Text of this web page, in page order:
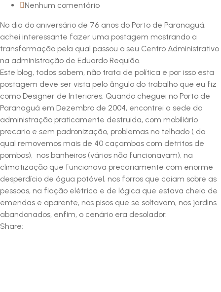
Nenhum comentário
No dia do aniversário de 76 anos do Porto de Paranaguá,
achei interessante fazer uma postagem mostrando a
transformação pela qual passou o seu Centro Administrativo
na administração de Eduardo Requião.
Este blog, todos sabem, não trata de política e por isso esta
postagem deve ser vista pelo ângulo do trabalho que eu fiz
como Designer de Interiores. Quando cheguei no Porto de
Paranaguá em Dezembro de 2004, encontrei a sede da
administração praticamente destruida, com mobiliário
precário e sem padronização, problemas no telhado ( do
qual removemos mais de 40 caçambas com detritos de
pombos), nos banheiros (vários não funcionavam), na
climatização que funcionava precariamente com enorme
desperdício de água potável, nos forros que caiam sobre as
pessoas, na fiação elétrica e de lógica que estava cheia de
emendas e aparente, nos pisos que se soltavam, nos jardins
abandonados, enfim, o cenário era desolador.
Share: